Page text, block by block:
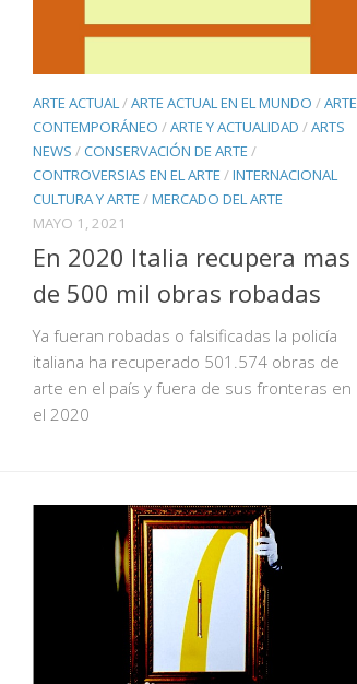
ARTE ACTUAL/ARTE ACTUAL EN EL MUNDO /ARTE
CONTEMPORÁNEO /ARTE Y ACTUALIDAD /ARTS
NEWS /CONSERVACIÓN DE ARTE /
CONTROVERSIAS EN EL ARTE /INTERNACIONAL
CULTURA Y ARTE /MERCADO DEL ARTE
MAYO 1, 2021
En 2020 Italia recupera mas
de 500 mil obras robadas
Ya fueran robadas o falsificadas la policía
italiana ha recuperado 501.574 obras de
arte en el país y fuera de sus fronteras en
el 2020